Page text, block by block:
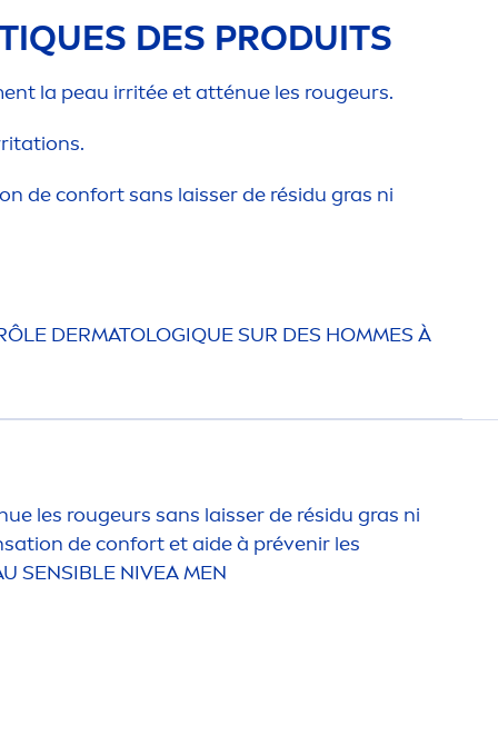
IQUES DES PRODUITS
t la peau irritée et atténue les rougeurs.
de confort sans laisser de résidu gras ni
DERMATOLOGIQUE SUR DES HOMMES À
les rougeurs sans laisser de résidu gras ni
de confort et aide à prévenir les
SENSIBLE NIVEAMEN